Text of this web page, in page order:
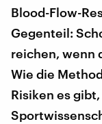
Blood-Flow-
Gegenteil:
reichen, wenn
Wie die
Risiken es